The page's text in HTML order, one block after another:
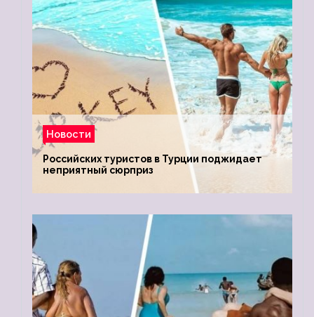
Новости
Российских туристов в Турции поджидает
неприятный сюрприз